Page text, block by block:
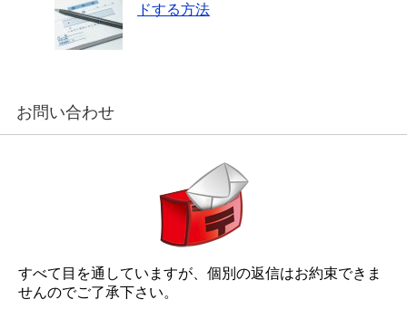
ドする方法
お問い合わせ
すべて目を通していますが、個別の返信はお約束できま
せんのでご了承下さい。